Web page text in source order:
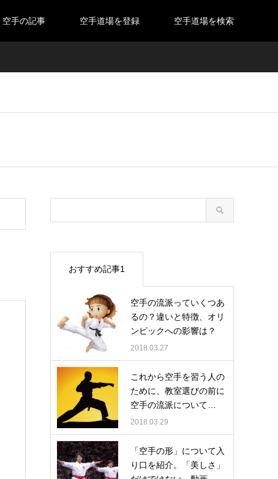
空手の記事 空手道場を登録 空手道場を検索
おすすめ記事1
空手の流派っていくつあ
るの？違いと特徴、オリ
ンピックへの影響は？
2018.03.27
これから空手を習う人の
ために、教室選びの前に
空手の流派について…
2018.03.29
「空手の形」について入
り口を紹介。「美しさ」